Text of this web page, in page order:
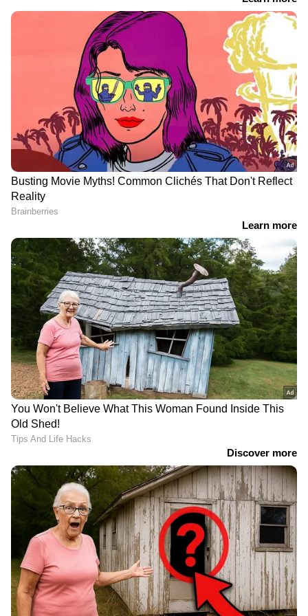
DOWNLOAD APP
RECOMMENDED STORIES
സഞ്ജു സാംസണ്‍ ഇല്ല!
വൈഭവ് സൂര്യവംശി
ഓപ്പണ്‍ ചെയ്യും, കൂടെ
ശുഭ്മാന്‍ ഗില്ലും;
ഐപിഎല്‍ ടീം
തെരഞ്ഞെടുത്ത് അശ്വിന്‍
ഉത്തരാഖണ്ഡ് ഗോള്‍ഡ്
കപ്പ് ക്രിക്കറ്റ്
ടൂര്‍ണമെന്റില്‍
ഗോവയ്‌ക്കെതിരെ
കേരളത്തിന് തകര്‍പ്പന്‍
വിജയം
ഇന്ത്യ ഫേവറിറ്റുകള്‍;
ഇംഗ്ലണ്ടിലെ
സാഹചര്യങ്ങള്‍
വെല്ലുവിളിയല്ലെന്ന് മുന്‍
രഞ്ജി ട്രോഫിയിലെ വിക്കറ്റ്
വേട്ടക്കാരന് ഒടുവിൽ വിളി
വന്നു; ഇന്ത്യൻ ടീമിന്‍റെ
നെറ്റ് ബൗളറായി ആക്വിബ്
നബി